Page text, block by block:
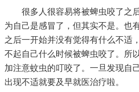
很多人很容易将被蜱虫咬了之
为自己是感冒了，但其实不是。也
之后一开始并没有觉得有什么不适
不起自己什么时候被蜱虫咬了。所
加注意蚊虫的叮咬了。一旦发现自
出现不适就要及早就医治疗啦。